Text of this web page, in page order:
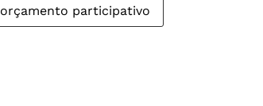
orçamento participativo